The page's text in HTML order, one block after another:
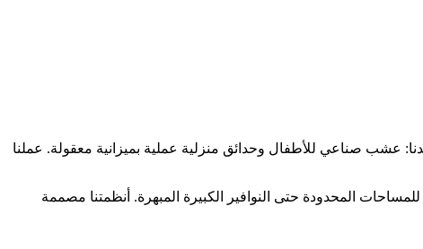
عشب صناعي للأطفال وحدائق منزلية عملية بميزانية معقولة. عملنا
المحدودة حتى النوافير الكبيرة المبهرة. أنظمتنا مصممة